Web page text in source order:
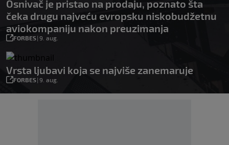
Osnivač je pristao na prodaju, poznato šta
čeka drugu najveću evropsku niskobudžetnu
aviokompaniju nakon preuzimanja
FORBES| 9. aug.
Vrsta ljubavi koja se najviše zanemaruje
FORBES| 9. aug.